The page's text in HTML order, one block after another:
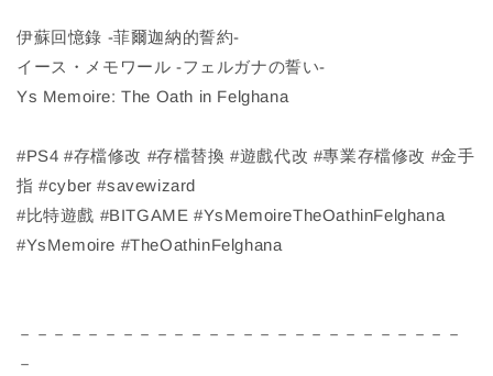
伊蘇回憶錄 -菲爾迦納的誓約-
イース・メモワール -フェルガナの誓い-
Ys Memoire: The Oath in Felghana
#PS4 #存檔修改 #存檔替換 #遊戲代改 #專業存檔修改 #金手
指 #cyber #savewizard
#比特遊戲 #BITGAME #YsMemoireTheOathinFelghana
#YsMemoire #TheOathinFelghana
－－－－－－－－－－－－－－－－－－－－－－－－－－
－